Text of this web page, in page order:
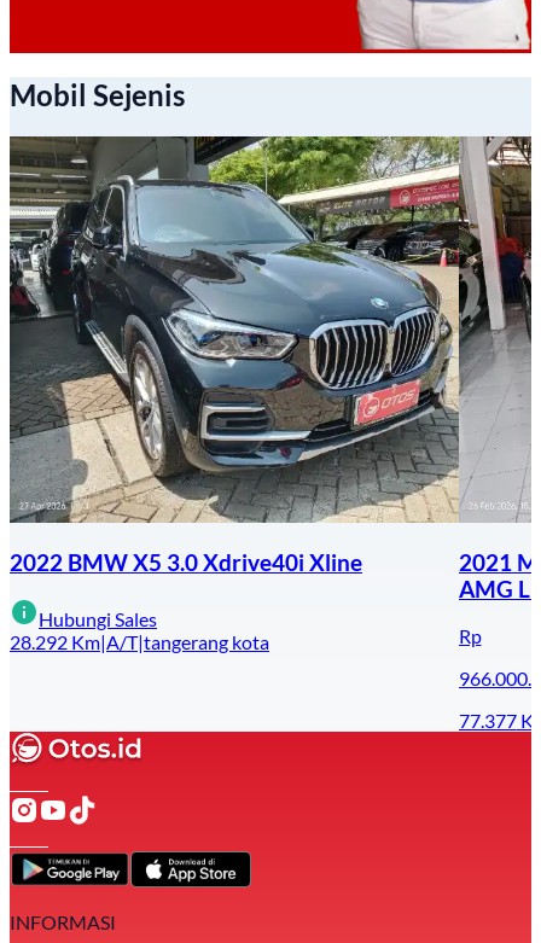
Mobil Sejenis
2022 BMW X5 3.0 Xdrive40i Xline
Hubungi Sales
28.292 Km|A/T|tangerang kota
2021
AMG
Rp
77.377
INFORMASI